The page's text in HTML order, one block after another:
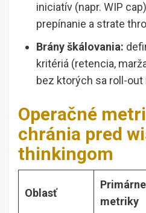
iniciatív (napr. WIP
prepínanie a strate
Brány škálovania:
kritériá (retencia,
bez ktorých sa roll-out
Operačné
chránia pred
thinkingom
Oblasť
Primárne
metriky